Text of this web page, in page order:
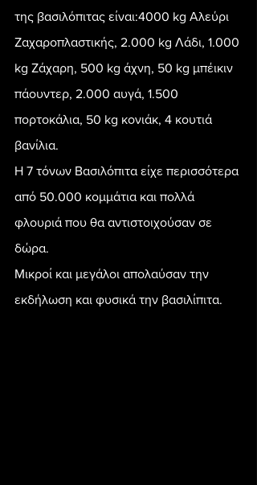
της βασιλόπιτας είναι:4000 kg Αλεύρι
Ζαχαροπλαστικής, 2.000 kg Λάδι, 1.000
kg Ζάχαρη, 500 kg άχνη, 50 kg μπέικιν
πάουντερ, 2.000 αυγά, 1.500
πορτοκάλια, 50 kg κονιάκ, 4 κουτιά
βανίλια.
Η 7 τόνων Βασιλόπιτα είχε περισσότερα
από 50.000 κομμάτια και πολλά
φλουριά που θα αντιστοιχούσαν σε
δώρα.
Μικροί και μεγάλοι απολαύσαν την
εκδήλωση και φυσικά την βασιλίπιτα.